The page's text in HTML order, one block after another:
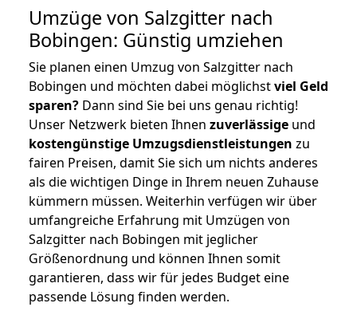
Umzüge von Salzgitter nach
Bobingen: Günstig umziehen
Sie planen einen Umzug von Salzgitter nach
Bobingen und möchten dabei möglichstviel Geld
sparen? Dann sind Sie bei uns genau richtig!
Unser Netzwerk bieten Ihnen zuverlässige und
kostengünstige Umzugsdienstleistungen zu
fairen Preisen, damit Sie sich um nichts anderes
als die wichtigen Dinge in Ihrem neuen Zuhause
kümmern müssen. Weiterhin verfügen wir über
umfangreiche Erfahrung mit Umzügen von
Salzgitter nach Bobingen mit jeglicher
Größenordnung und können Ihnen somit
garantieren, dass wir für jedes Budget eine
passende Lösung finden werden.